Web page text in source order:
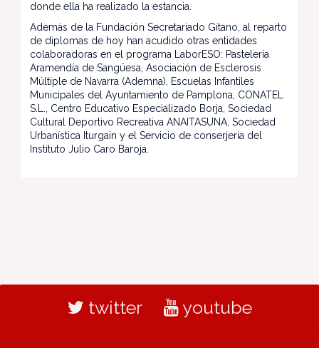
donde ella ha realizado la estancia.
Además de la Fundación Secretariado Gitano, al reparto
de diplomas de hoy han acudido otras entidades
colaboradoras en el programa LaborESO: Pastelería
Aramendía de Sangüesa, Asociación de Esclerosis
Múltiple de Navarra (Ademna), Escuelas Infantiles
Municipales del Ayuntamiento de Pamplona, CONATEL
S.L., Centro Educativo Especializado Borja, Sociedad
Cultural Deportivo Recreativa ANAITASUNA, Sociedad
Urbanística Iturgain y el Servicio de conserjería del
Instituto Julio Caro Baroja.
twitter youtube